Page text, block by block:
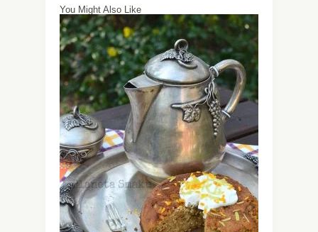
You Might Also Like